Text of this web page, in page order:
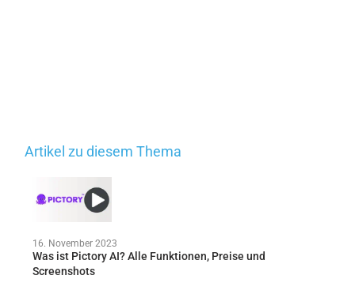
Artikel zu diesem Thema
16. November 2023
Was ist Pictory AI? Alle Funktionen, Preise und
Screenshots